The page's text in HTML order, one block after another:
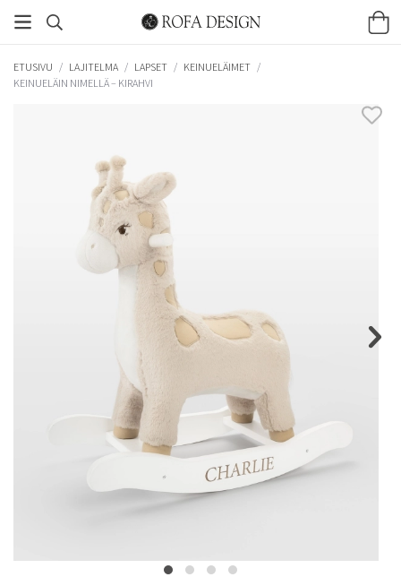
ETUSIVU / LAJITELMA / LAPSET / KEINUELÄIMET /
KEINUELÄIN NIMELLÄ – KIRAHVI